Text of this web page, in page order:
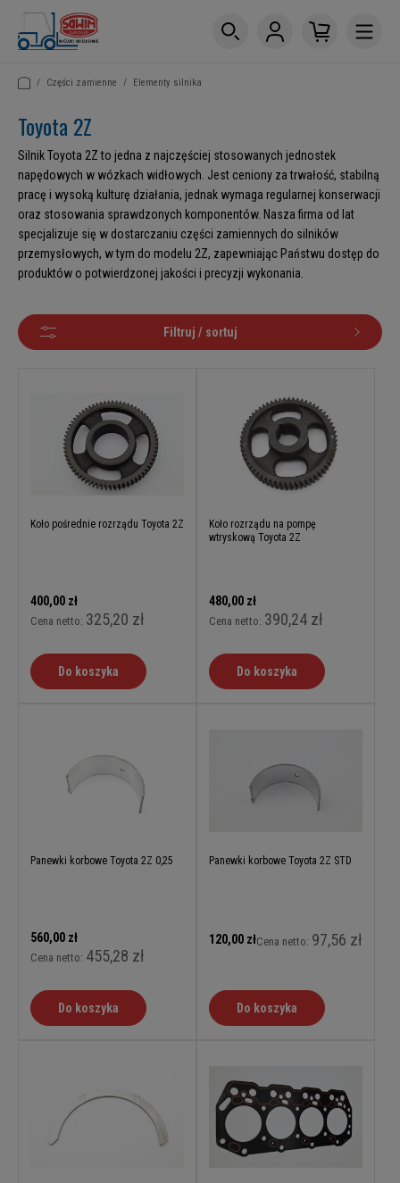
/ Części zamienne / Elementy silnika
Toyota 2Z
Silnik Toyota 2Z to jedna z najczęściej stosowanych jednostek
napędowych w wózkach widłowych. Jest ceniony za trwałość, stabilną
pracę i wysoką kulturę działania, jednak wymaga regularnej konserwacji
oraz stosowania sprawdzonych komponentów. Nasza firma od lat
specjalizuje się w dostarczaniu części zamiennych do silników
przemysłowych, w tym do modelu 2Z, zapewniając Państwu dostęp do
produktów o potwierdzonej jakości i precyzji wykonania.
Filtruj / sortuj
Koło pośrednie rozrządu Toyota 2Z
400,00 zł
Cena netto: 325,20 zł
Do koszyka
Koło rozrządu na pompę
wtryskową Toyota 2Z
480,00 zł
Cena netto: 390,24 zł
Do koszyka
Panewki korbowe Toyota 2Z 0,25
560,00 zł
Cena netto: 455,28 zł
Do koszyka
Panewki korbowe Toyota 2Z STD
120,00 złCena netto: 97,56 zł
Do koszyka